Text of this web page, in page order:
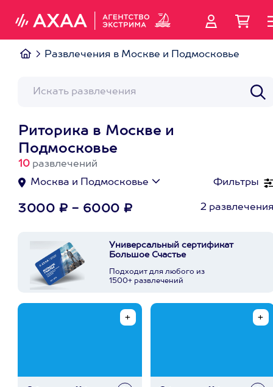
Развлечения в Москве и Подмосковье
Риторика в Москве и
Подмосковье
10 развлечений
Фильтры
Москва и Подмосковье
3000 ₽ - 6000 ₽ 2
Универсальный сертификат
Большое Счастье
Подходит для любого из
1500+ развлечений